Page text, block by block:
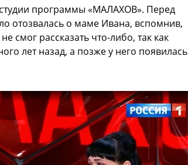
программы «МАЛАХОВ». Перед
отозвалась о маме Ивана, вспомнив,
смог рассказать что-либо, так как
лет назад, а позже у него появилась